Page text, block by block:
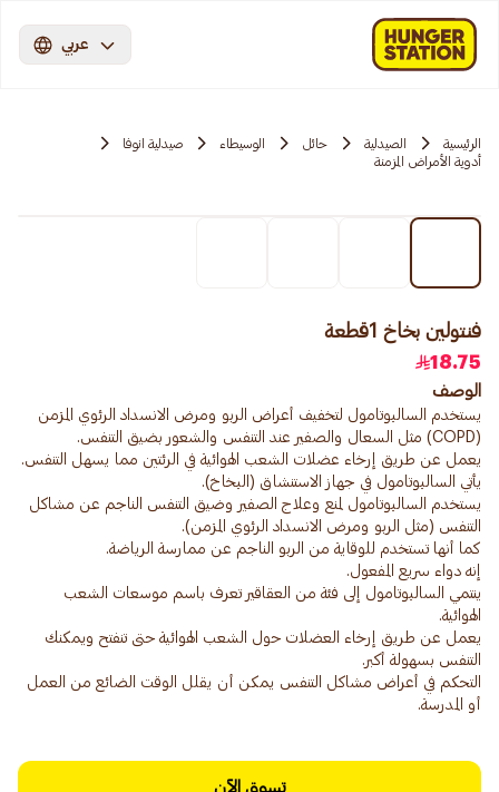
عربي
الرئيسية الصيدلية حائل الوسيطاء
صيدلية انوفا
أدوية الأمراض المزمنة
فنتولين بخاخ 1قطعة
18.75
الوصف
يستخدم السالبوتامول لتخفيف أعراض الربو ومرض الانسداد الرئوي المزمن
يعمل عن طريق إرخاء عضلات الشعب الهوائية في الرئتين مما يسهل التنفس.
يستخدم السالبوتامول لمنع وعلاج الصفير وضيق التنفس الناجم عن مشاكل
ينتمي السالبوتامول إلى فئة من العقاقير تعرف باسم موسعات الشعب
يعمل عن طريق إرخاء العضلات حول الشعب الهوائية حتى تنفتح ويمكنك
التحكم في أعراض مشاكل التنفس يمكن أن يقلل الوقت الضائع من العمل
أو المدرسة.
تسوق الآن